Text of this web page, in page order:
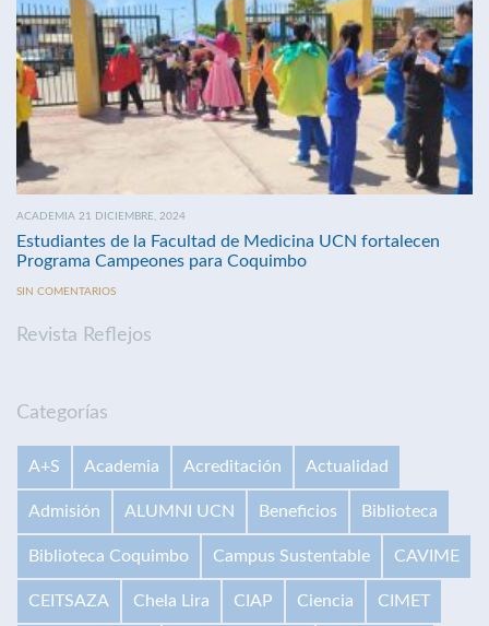
ACADEMIA 21 DICIEMBRE, 2024
Estudiantes de la Facultad de Medicina UCN fortalecen
Programa Campeones para Coquimbo
SIN COMENTARIOS
Revista Reflejos
Categorías
A+S Academia Acreditación Actualidad
Admisión ALUMNI UCN Beneficios Biblioteca
Biblioteca Coquimbo Campus Sustentable CAVIME
CEITSAZA Chela Lira CIAP Ciencia CIMET